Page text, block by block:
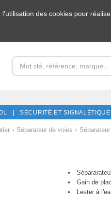
des cookies pour
| SÉCURITÉ ET
› Séparateur de voies ›
Gain de
Lester à